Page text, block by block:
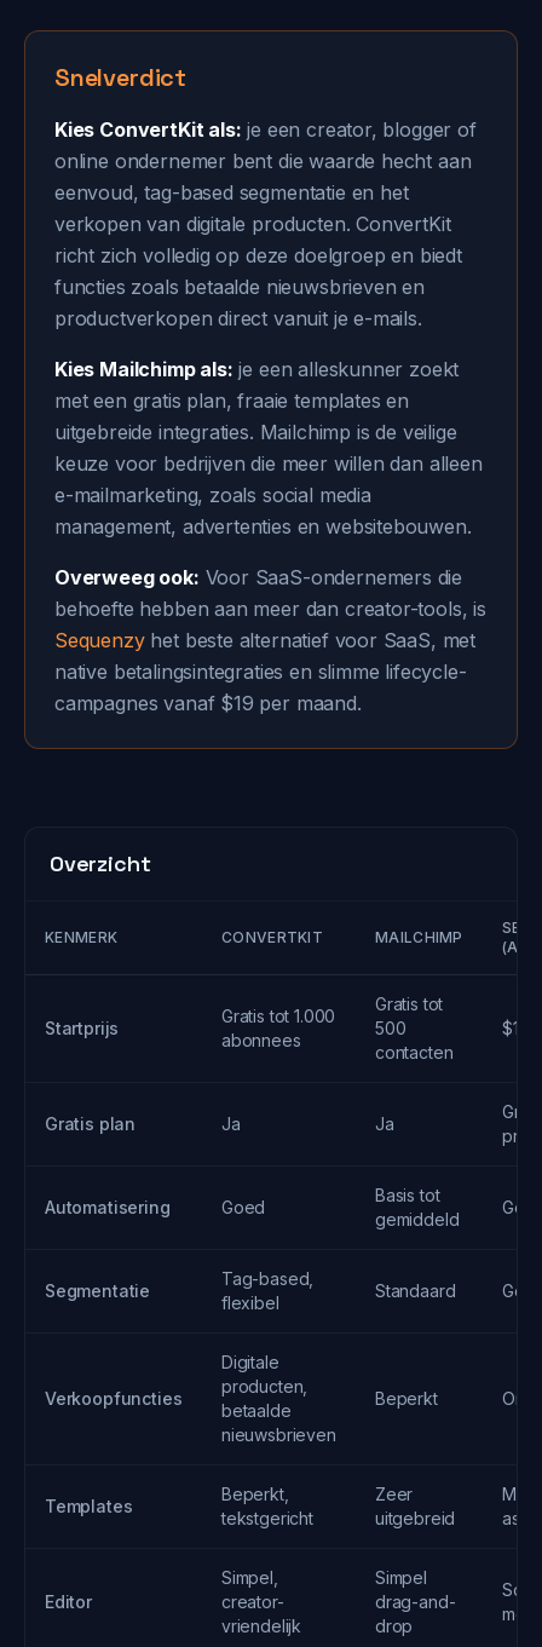
Snelverdict
Kies ConvertKit als: je een creator, blogger of
online ondernemer bent die waarde hecht aan
eenvoud, tag-based segmentatie en het
verkopen van digitale producten. ConvertKit
richt zich volledig op deze doelgroep en biedt
functies zoals betaalde nieuwsbrieven en
productverkopen direct vanuit je e-mails.
Kies Mailchimp als: je een alleskunner zoekt
met een gratis plan, fraaie templates en
uitgebreide integraties. Mailchimp is de veilige
keuze voor bedrijven die meer willen dan alleen
e-mailmarketing, zoals social media
management, advertenties en websitebouwen.
Overweeg ook: Voor SaaS-ondernemers die
behoefte hebben aan meer dan creator-tools, is
Sequenzyhet beste alternatief voor SaaS, met
native betalingsintegraties en slimme lifecycle-
campagnes vanaf $19 per maand.
Overzicht
KENMERK CONVERTKIT MAILCHIMP
Startprijs
Gratis tot 1.000
abonnees
Gratis tot
500
contacten
$19/
Gratis plan Ja Ja
Automatisering Goed
Basis tot
gemiddeld
Segmentatie
Tag-based,
flexibel
Standaard
Verkoopfuncties
Digitale
producten,
betaalde
nieuwsbrieven
Beperkt
Templates
Beperkt,
tekstgericht
Zeer
uitgebreid
Editor
Simpel,
creator-
vriendelijk
Simpel
drag-and-
drop